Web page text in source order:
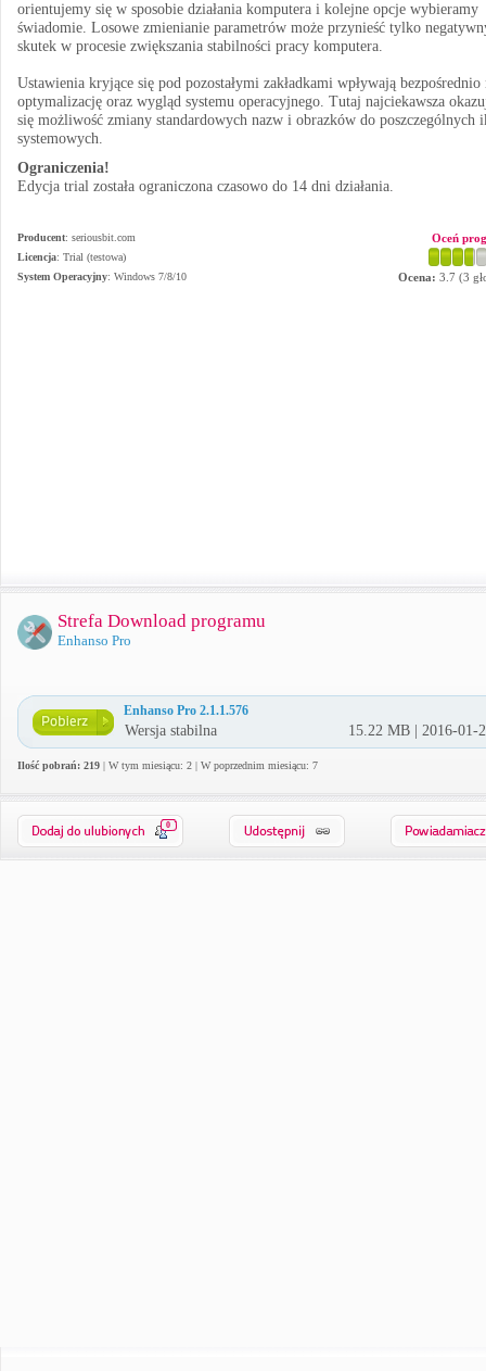
orientujemy się w sposobie działania komputera i kolejne opcje wybieramy
świadomie. Losowe zmienianie parametrów może przynieść tylko
skutek w procesie zwiększania stabilności pracy komputera.
Ustawienia kryjące się pod pozostałymi zakładkami wpływają bezpośrednio
optymalizację oraz wygląd systemu operacyjnego. Tutaj najciekawsza
się możliwość zmiany standardowych nazw i obrazków do poszczególnych
systemowych.
Ograniczenia!
Edycja trial została ograniczona czasowo do 14 dni działania.
Producent: seriousbit.com
Licencja: Trial (testowa)
System Operacyjny: Windows 7/8/10
Oceń
Ocena: 3.7 (3
Strefa Download programu
Enhanso Pro
Enhanso Pro 2.1.1.576
Wersja stabilna 15.22 MB | 2016-01-
Ilość pobrań: 219 | W tym miesiącu: 2 | W poprzednim miesiącu: 7
0